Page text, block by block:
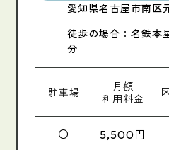
愛知県名古屋市南区
徒歩の場合：名鉄本
分
駐車場
月額
利用料金
〇 5,500円